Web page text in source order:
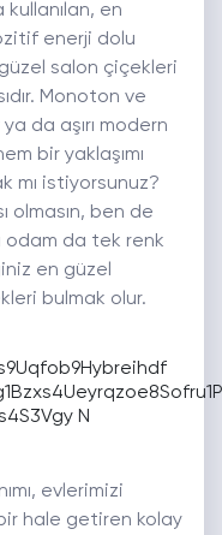
en
enerji dolu
salon çiçekleri
Monoton ve
da aşırı modern
bir yaklaşımı
mı istiyorsunuz?
olmasın, ben de
odam da tek renk
en güzel
bulmak olur.
evlerimizi
hale getiren kolay